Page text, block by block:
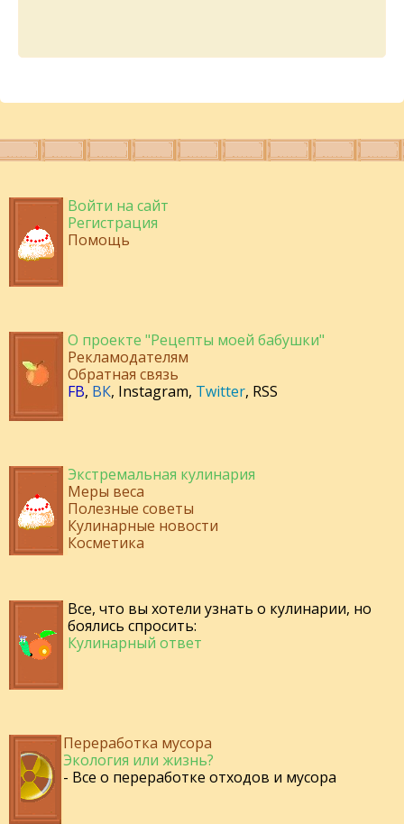
Войти на сайт
Регистрация
Помощь
О проекте "Рецепты моей бабушки"
Рекламодателям
Обратная связь
FB, ВК, Instagram, Twitter, RSS
Экстремальная кулинария
Меры веса
Полезные советы
Кулинарные новости
Косметика
Все, что вы хотели узнать о кулинарии, но
боялись спросить:
Кулинарный ответ
Переработка мусора
Экология или жизнь?
- Все о переработке отходов и мусора